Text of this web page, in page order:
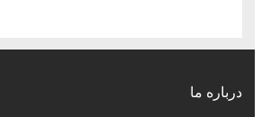
درباره ما